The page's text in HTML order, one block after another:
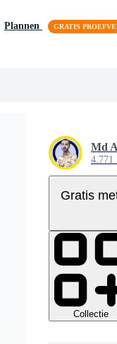
Plannen
Md
4.771
Gratis
Collectie